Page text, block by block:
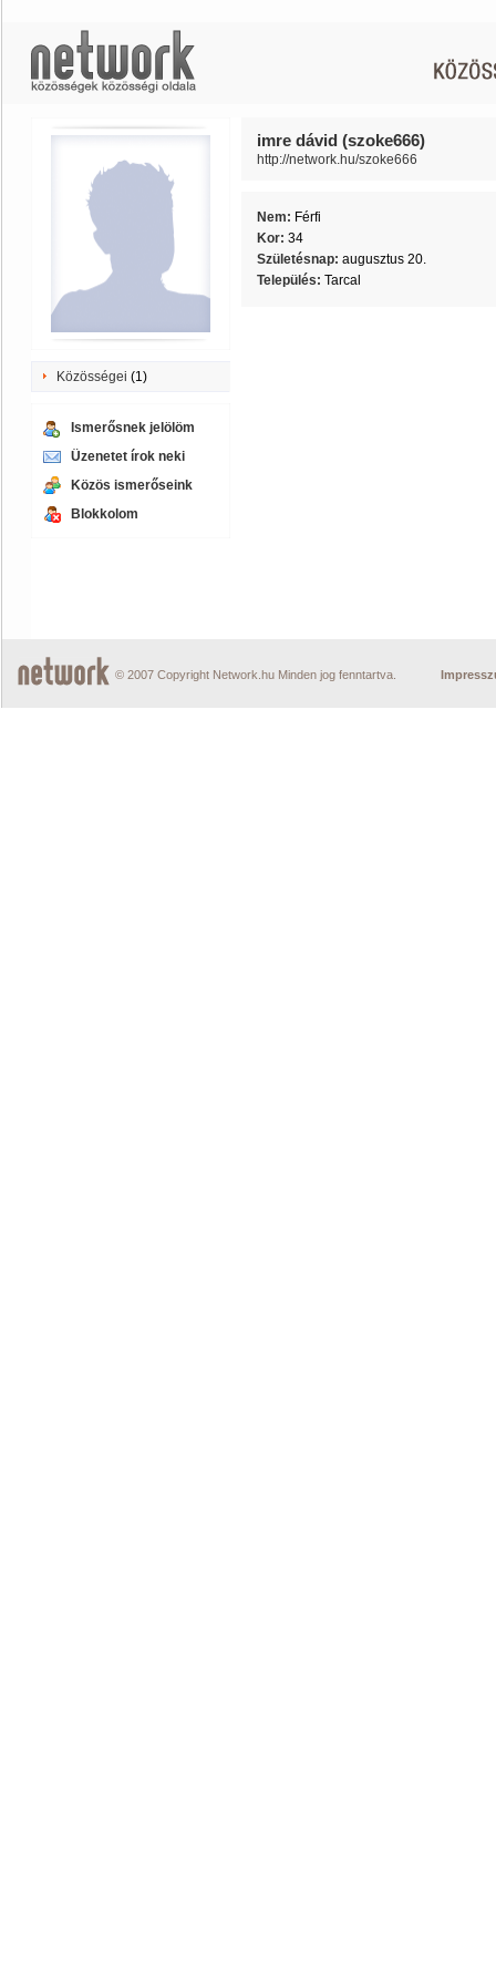
Közösségei (1)
Ismerősnek jelölöm
Üzenetet írok neki
Közös ismerőseink
Blokkolom
imre dávid (szoke666)
http://network.hu/szoke666
Nem: Férfi
Kor: 34
Születésnap: augusztus 20.
Település: Tarcal
© 2007 Copyright Network.hu Minden jog fenntartva.